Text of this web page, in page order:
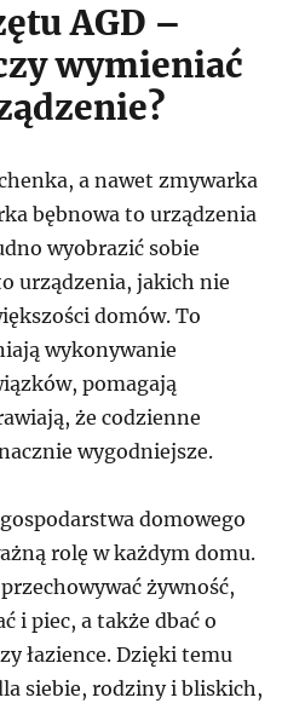
AGD –
wymieniać
a nawet zmywarka
bębnowa to urządzenia
wyobrazić sobie
urządzenia, jakich nie
domów. To
wykonywanie
pomagają
że codzienne
wygodniejsze.
domowego
rolę w każdym domu.
żywność,
i piec, a także dbać o
łazience. Dzięki temu
siebie, rodziny i bliskich,